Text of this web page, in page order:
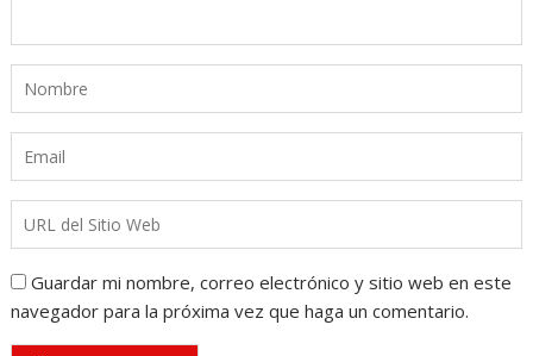
Guardar mi nombre, correo electrónico y sitio web en este
navegador para la próxima vez que haga un comentario.